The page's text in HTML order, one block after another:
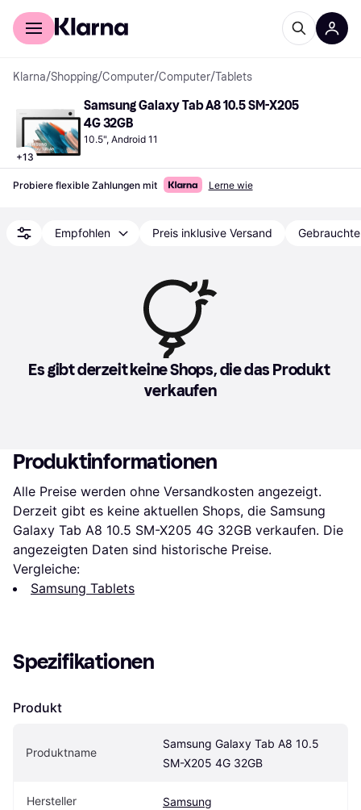
Für Shopper
Klarna/Shopping/Computer/Computer/Tablets
+13
Samsung Galaxy Tab A8 10.5 SM-X205
4G 32GB
10.5", Android 11
Probiere flexible Zahlungen mit Lerne wie
Empfohlen Preis inklusive Versand
Es gibt derzeit keine Shops, die das Produkt
verkaufen
Produktinformationen
Alle Preise werden ohne Versandkosten angezeigt.
Derzeit gibt es keine aktuellen Shops, die Samsung
Galaxy Tab A8 10.5 SM-X205 4G 32GB verkaufen. Die
angezeigten Daten sind historische Preise.
Vergleiche:
Samsung Tablets
Spezifikationen
Produkt
Produktname
Samsung Galaxy Tab A8 10.5
SM-X205 4G 32GB
Hersteller Samsung